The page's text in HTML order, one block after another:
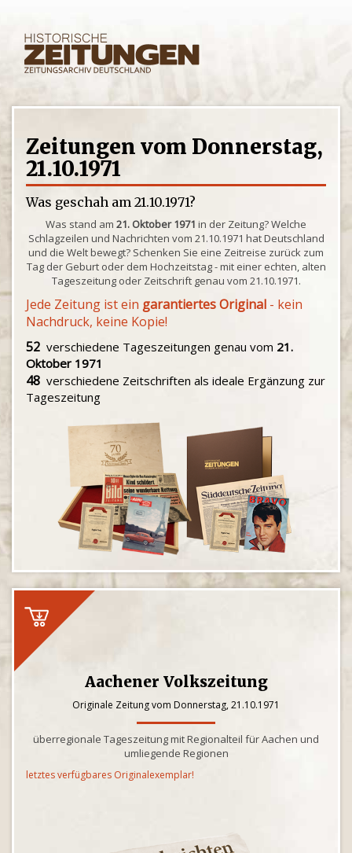
Zeitungen vom Donnerstag,
21.10.1971
Was geschah am 21.10.1971?
Was stand am 21. Oktober 1971 in der Zeitung? Welche
Schlagzeilen und Nachrichten vom 21.10.1971 hat Deutschland
und die Welt bewegt? Schenken Sie eine Zeitreise zurück zum
Tag der Geburt oder dem Hochzeitstag - mit einer echten, alten
Tageszeitung oder Zeitschrift genau vom 21.10.1971.
Jede Zeitung ist ein garantiertes Original - kein
Nachdruck, keine Kopie!
52 verschiedene Tageszeitungen genau vom 21.
Oktober 1971
48 verschiedene Zeitschriften als ideale Ergänzung zur
Tageszeitung
Aachener Volkszeitung
Originale Zeitung vom Donnerstag, 21.10.1971
überregionale Tageszeitung mit Regionalteil für Aachen und
umliegende Regionen
letztes verfügbares Originalexemplar!